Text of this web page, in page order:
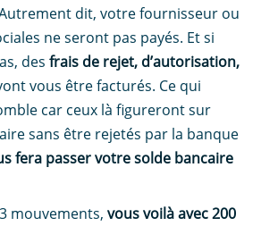
Autrement dit, votre fournisseur ou
ne seront pas payés. Et si
des frais de rejet, d’autorisation,
vous être facturés. Ce qui
car ceux là figureront sur
sans être rejetés par la banque
fera passer votre solde bancaire
mouvements, vous voilà avec 200